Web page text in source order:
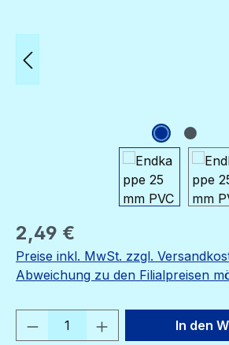
Regulärer Preis:
2,49 €
Preise inkl. MwSt. zzgl.
Abweichung zu den Filialpreisen
Produkt Anzahl: GibIn den